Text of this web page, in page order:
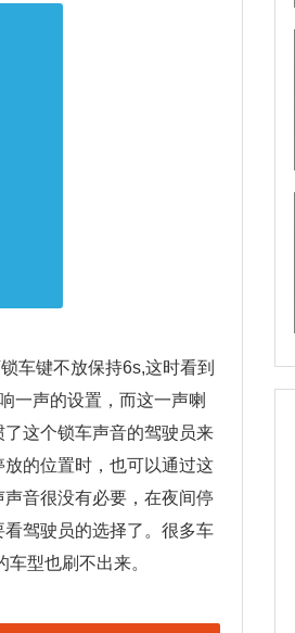
车键不放保持6s,这时看到
一声的设置，而这一声喇
这个锁车声音的驾驶员来
的位置时，也可以通过这
音很没有必要，在夜间停
驾驶员的选择了。很多车
型也刷不出来。